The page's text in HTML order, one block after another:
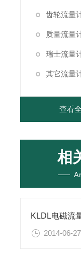
齿轮流量
质量流量
瑞士流量
其它流量
查看
相
KLDL电磁流
2014-06-27